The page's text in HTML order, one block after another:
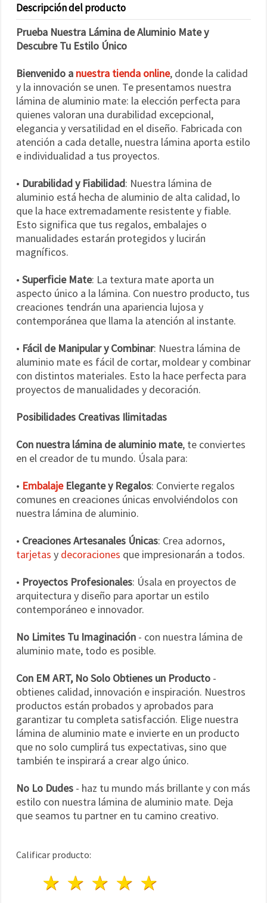
Descripción del producto
Prueba Nuestra Lámina de Aluminio Mate y
Descubre Tu Estilo Único
Bienvenido a nuestra tienda online, donde la calidad
y la innovación se unen. Te presentamos nuestra
lámina de aluminio mate: la elección perfecta para
quienes valoran una durabilidad excepcional,
elegancia y versatilidad en el diseño. Fabricada con
atención a cada detalle, nuestra lámina aporta estilo
e individualidad a tus proyectos.
• Durabilidad y Fiabilidad: Nuestra lámina de
aluminio está hecha de aluminio de alta calidad, lo
que la hace extremadamente resistente y fiable.
Esto significa que tus regalos, embalajes o
manualidades estarán protegidos y lucirán
magníficos.
• Superficie Mate: La textura mate aporta un
aspecto único a la lámina. Con nuestro producto, tus
creaciones tendrán una apariencia lujosa y
contemporánea que llama la atención al instante.
• Fácil de Manipular y Combinar: Nuestra lámina de
aluminio mate es fácil de cortar, moldear y combinar
con distintos materiales. Esto la hace perfecta para
proyectos de manualidades y decoración.
Posibilidades Creativas Ilimitadas
Con nuestra lámina de aluminio mate, te conviertes
en el creador de tu mundo. Úsala para:
• EmbalajeElegante y Regalos: Convierte regalos
comunes en creaciones únicas envolviéndolos con
nuestra lámina de aluminio.
• Creaciones Artesanales Únicas: Crea adornos,
tarjetas y decoraciones que impresionarán a todos.
• Proyectos Profesionales: Úsala en proyectos de
arquitectura y diseño para aportar un estilo
contemporáneo e innovador.
No Limites Tu Imaginación - con nuestra lámina de
aluminio mate, todo es posible.
Con EM ART, No Solo Obtienes un Producto -
obtienes calidad, innovación e inspiración. Nuestros
productos están probados y aprobados para
garantizar tu completa satisfacción. Elige nuestra
lámina de aluminio mate e invierte en un producto
que no solo cumplirá tus expectativas, sino que
también te inspirará a crear algo único.
No Lo Dudes - haz tu mundo más brillante y con más
estilo con nuestra lámina de aluminio mate. Deja
que seamos tu partner en tu camino creativo.
Calificar producto:
4 estrellas
3 estrellas
2 estrellas
1 estrella